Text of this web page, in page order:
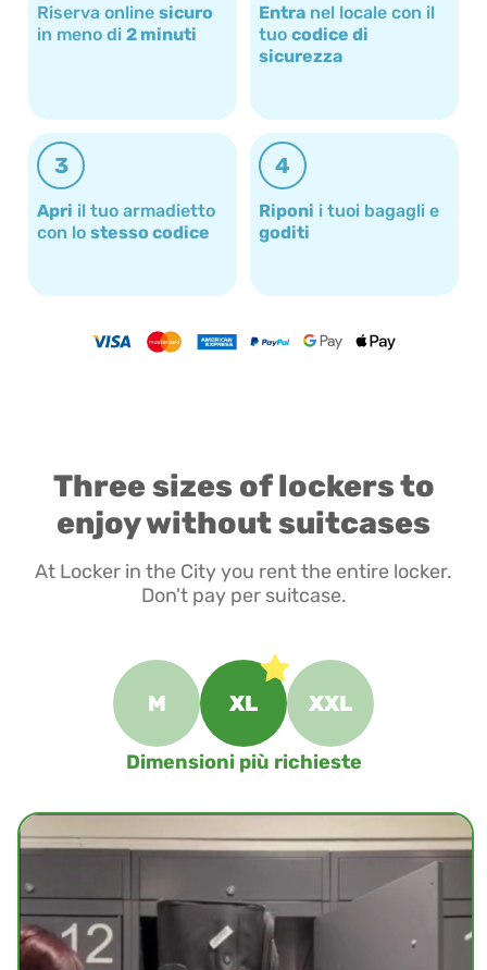
Riserva online sicuro
in meno di 2 minuti
Entra nel locale con il
tuo codice di
sicurezza
3
Apri il tuo armadietto
con lo stesso codice
4
Riponi i tuoi bagagli e
goditi
Three sizes of lockers to
enjoy without suitcases
At Locker in the City you rent the entire locker.
Don't pay per suitcase.
M XL XXL
Dimensioni più richieste